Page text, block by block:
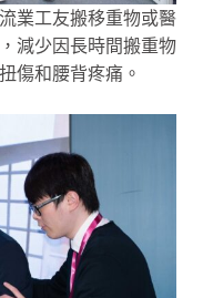
業工友搬移重物或醫
減少因長時間搬重物
傷和腰背疼痛。